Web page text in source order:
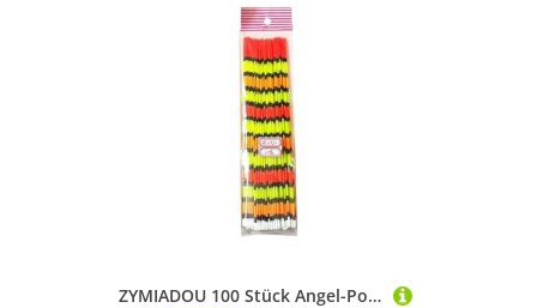
ZYMIADOU 100 Stück Angel-Posen mit hohlem Schwanz, auffälliges Werkzeug, Angeln